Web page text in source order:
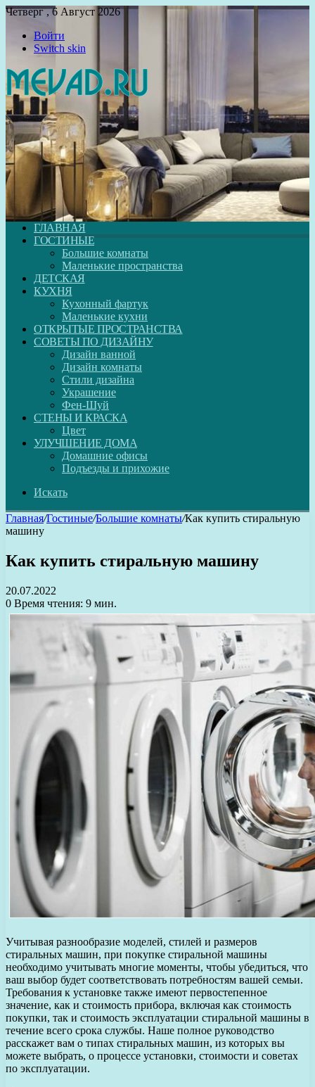
Четверг , 6 Август 2026
Войти
Switch skin
ГЛАВНАЯ
ГОСТИНЫЕ
Большие комнаты
Маленькие пространства
ДЕТСКАЯ
КУХНЯ
Кухонный фартук
Маленькие кухни
ОТКРЫТЫЕ ПРОСТРАНСТВА
СОВЕТЫ ПО ДИЗАЙНУ
Дизайн ванной
Дизайн комнаты
Стили дизайна
Украшение
Фен-Шуй
СТЕНЫ И КРАСКА
Цвет
УЛУЧШЕНИЕ ДОМА
Домашние офисы
Подъезды и прихожие
Искать
Главная/Гостиные/Большие комнаты/Как купить стиральную
машину
Как купить стиральную машину
20.07.2022
0 Время чтения: 9 мин.
Учитывая разнообразие моделей, стилей и размеров
стиральных машин, при покупке стиральной машины
необходимо учитывать многие моменты, чтобы убедиться, что
ваш выбор будет соответствовать потребностям вашей семьи.
Требования к установке также имеют первостепенное
значение, как и стоимость прибора, включая как стоимость
покупки, так и стоимость эксплуатации стиральной машины в
течение всего срока службы. Наше полное руководство
расскажет вам о типах стиральных машин, из которых вы
можете выбрать, о процессе установки, стоимости и советах
по эксплуатации.